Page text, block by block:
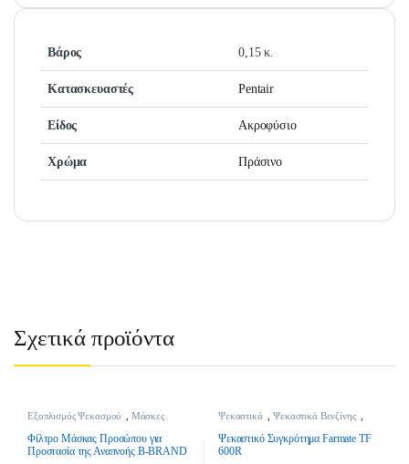
Βάρος 0,15 κ.
Κατασκευαστές Pentair
Είδος Ακροφύσιο
Χρώμα Πράσινο
Σχετικά προϊόντα
Εξοπλισμός Ψεκασμού
Μάσκες
Φίλτρο Μάσκας Προσώπου για
Προστασία της Αναπνοής B-BRAND
Ψεκαστικά ,Ψεκαστικά Βενζίνης
Ψεκαστικό Συγκρότημα Farmate TF
600R